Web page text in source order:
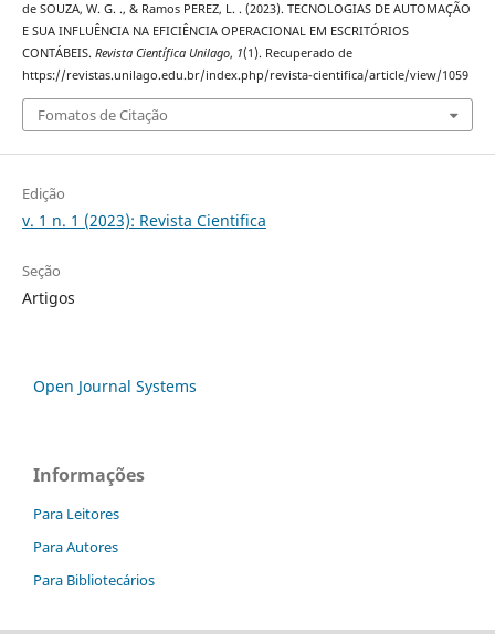
de SOUZA, W. G. ., & Ramos PEREZ, L. . (2023). TECNOLOGIAS DE AUTOMAÇÃO
E SUA INFLUÊNCIA NA EFICIÊNCIA OPERACIONAL EM ESCRITÓRIOS
CONTÁBEIS. Revista Científica Unilago, 1(1). Recuperado de
https://revistas.unilago.edu.br/index.php/revista-cientifica/article/view/1059
Fomatos de Citação
Edição
v. 1 n. 1 (2023): Revista Cientifica
Seção
Artigos
Open Journal Systems
Informações
Para Leitores
Para Autores
Para Bibliotecários